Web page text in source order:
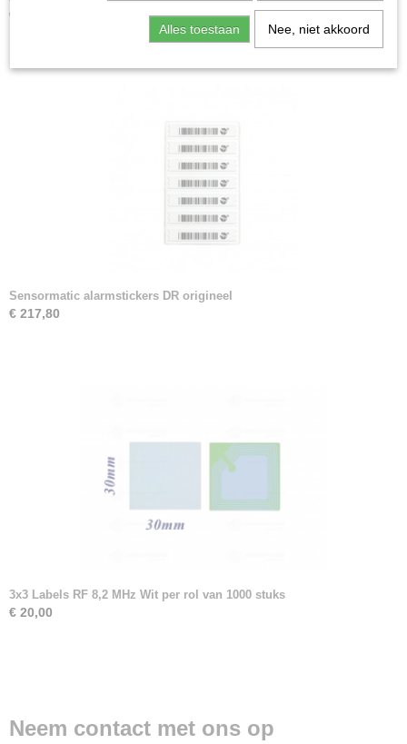
€ 169,40
Sensormatic alarmstickers DR origineel
€ 217,80
3x3 Labels RF 8,2 MHz Wit per rol van 1000 stuks
€ 20,00
Neem contact met ons op
Alles toestaan Nee, niet akkoord